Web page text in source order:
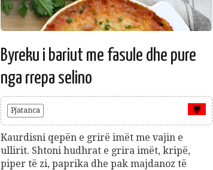
Byreku i bariut me fasule dhe pure
nga rrepa selino
Pjatanca
Kaurdisni qepën e grirë imët me vajin e
ullirit. Shtoni hudhrat e grira imët, kripë,
piper të zi, paprika dhe pak majdanoz të